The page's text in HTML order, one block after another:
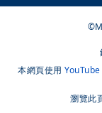
本網頁使用
瀏覽此